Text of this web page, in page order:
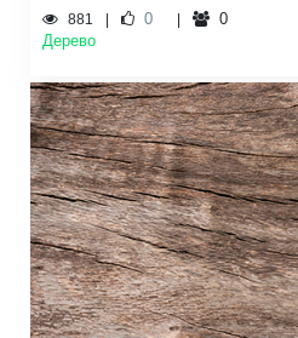
881 0
0
Дерево